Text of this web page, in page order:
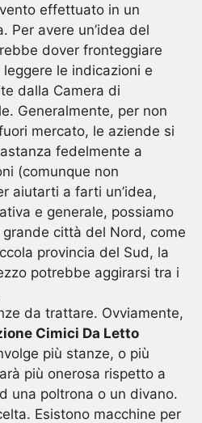
effettuato in un
Per avere un’idea del
dover fronteggiare
le indicazioni e
dalla Camera di
Generalmente, per non
mercato, le aziende si
fedelmente a
(comunque non
aiutarti a farti un’idea,
e generale, possiamo
città del Nord, come
provincia del Sud, la
potrebbe aggirarsi tra i
da trattare. Ovviamente,
Cimici Da Letto
più stanze, o più
più onerosa rispetto a
una poltrona o un divano.
Esistono macchine per